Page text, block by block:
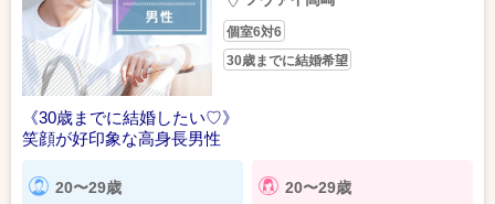
個室6対6
30歳までに結婚希望
《30歳までに結婚したい♡》
笑顔が好印象な高身長男性
20〜29歳 20〜29歳